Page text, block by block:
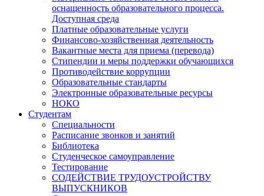
оснащенность образовательного процесса.
Доступная среда
Платные образовательные услуги
Финансово-хозяйственная деятельность
Вакантные места для приема (перевода)
Стипендии и меры поддержки обучающихся
Противодействие коррупции
Образовательные стандарты
Электронные образовательные ресурсы
НОКО
Студентам
Специальности
Расписание звонков и занятий
Библиотека
Студенческое самоуправление
Тестирование
СОДЕЙСТВИЕ ТРУДОУСТРОЙСТВУ
ВЫПУСКНИКОВ